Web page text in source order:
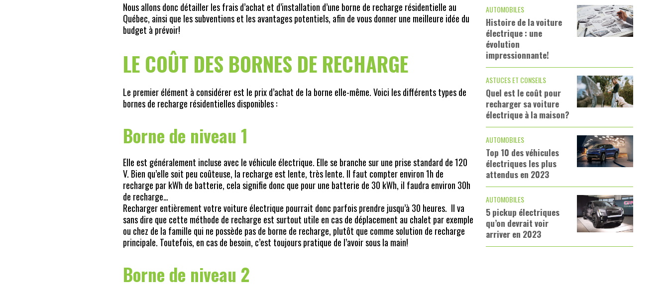
Nous allons donc détailler les frais d’achat et d’installation d’une borne de recharge résidentielle au
Québec, ainsi que les subventions et les avantages potentiels, afin de vous donner une meilleure idée du
budget à prévoir!
LE COÛT DES BORNES DE RECHARGE
Le premier élément à considérer est le prix d’achat de la borne elle-même. Voici les différents types de
bornes de recharge résidentielles disponibles :
Borne de niveau 1
Elle est généralement incluse avec le véhicule électrique. Elle se branche sur une prise standard de 120
V. Bien qu’elle soit peu coûteuse, la recharge est lente, très lente. Il faut compter environ 1h de
recharge par kWh de batterie, cela signifie donc que pour une batterie de 30 kWh, il faudra environ 30h
de recharge…
Recharger entièrement votre voiture électrique pourrait donc parfois prendre jusqu’à 30 heures. Il va
sans dire que cette méthode de recharge est surtout utile en cas de déplacement au chalet par exemple
ou chez de la famille qui ne possède pas de borne de recharge, plutôt que comme solution de recharge
principale. Toutefois, en cas de besoin, c’est toujours pratique de l’avoir sous la main!
Borne de niveau 2
AUTOMOBILES
Histoire de la voiture
électrique : une
évolution
impressionnante!
ASTUCES ET CONSEILS
Quel est le coût pour
recharger sa voiture
électrique à la maison?
AUTOMOBILES
Top 10 des véhicules
électriques les plus
attendus en 2023
AUTOMOBILES
5 pickup électriques
qu’on devrait voir
arriver en 2023